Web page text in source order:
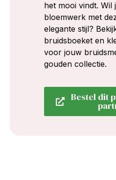
het mooi vindt. Wil
bloemwerk met
elegante stijl?
bruidsboeket en
voor jouw
gouden collectie.
Bestel dit